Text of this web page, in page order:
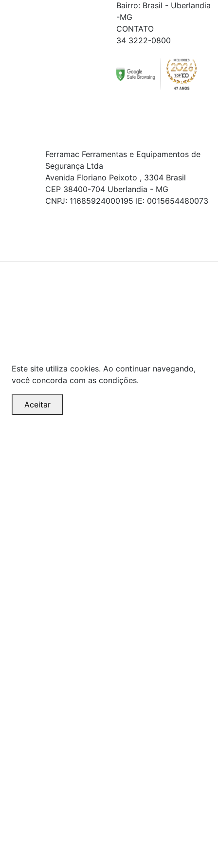
Bairro: Brasil - Uberlandia
-MG
CONTATO
34 3222-0800
Ferramac Ferramentas e Equipamentos de
Segurança Ltda
Avenida Floriano Peixoto , 3304 Brasil
CEP 38400-704 Uberlandia - MG
CNPJ: 11685924000195 IE: 0015654480073
Este site utiliza cookies. Ao continuar navegando,
você concorda com as condições.
Aceitar